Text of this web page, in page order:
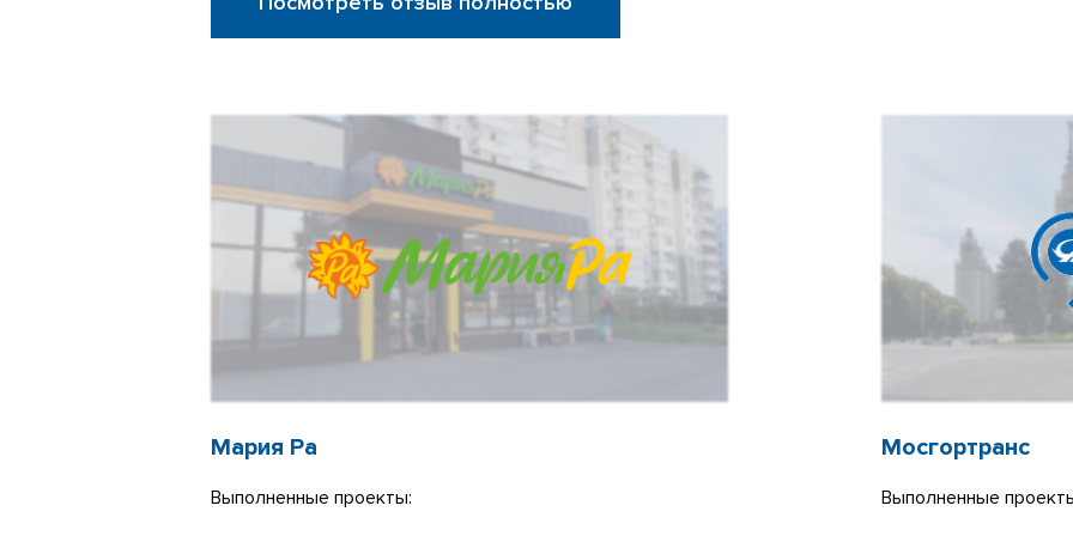
Мария Ра
Выполненные проекты:
Мосгортранс
Выполненные